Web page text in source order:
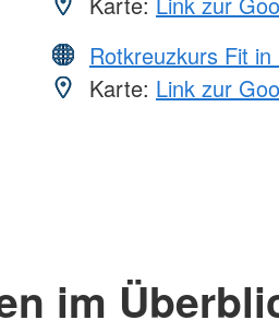
Rotkreuzkurs Fit in
Karte: Link zur
im